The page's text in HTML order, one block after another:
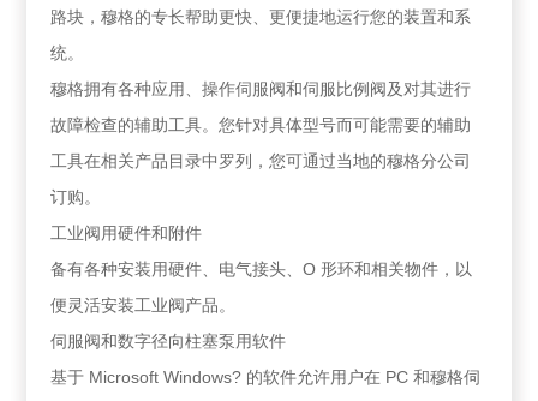
路块，穆格的专长帮助更快、更便捷地运行您的装置和系
统。
穆格拥有各种应用、操作伺服阀和伺服比例阀及对其进行
故障检查的辅助工具。您针对具体型号而可能需要的辅助
工具在相关产品目录中罗列，您可通过当地的穆格分公司
订购。
工业阀用硬件和附件
备有各种安装用硬件、电气接头、O 形环和相关物件，以
便灵活安装工业阀产品。
伺服阀和数字径向柱塞泵用软件
基于 Microsoft Windows? 的软件允许用户在 PC 和穆格伺